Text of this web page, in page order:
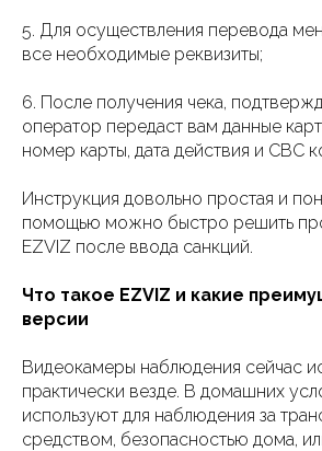
5. Для осуществления перевода
все необходимые реквизиты;
6. После получения чека,
оператор передаст вам данные
номер карты, дата действия и СВС
Инструкция довольно простая и
помощью можно быстро решить
EZVIZ после ввода санкций.
Что такое EZVIZ и какие
версии
Видеокамеры наблюдения сейчас
практически везде. В домашних
используют для наблюдения за
средством, безопасностью дома,